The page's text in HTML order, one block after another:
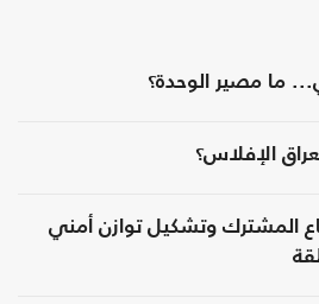
ما مصير الوحدة؟
الإفلاس؟
المشترك وتشكيل توازن أمني